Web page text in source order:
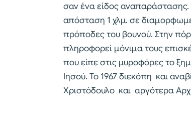
σαν ένα είδος αναπαράστασης.
απόσταση 1 χλμ. σε
πρόποδες του βουνού. Στην
πληροφορεί μόνιμα τους
που είπε στις μυροφόρες το
Ιησού. Το 1967 διεκόπη και
Χριστόδουλο και αργότερα